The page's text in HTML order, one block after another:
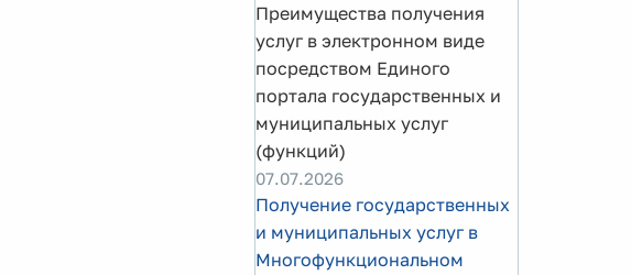
Преимущества получения
услуг в электронном виде
посредством Единого
портала государственных и
муниципальных услуг
(функций)
07.07.2026
Получение государственных
и муниципальных услуг в
Многофункциональном